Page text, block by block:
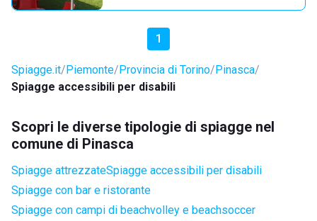
1
Spiagge.it Piemonte Provincia di Torino Pinasca
Spiagge accessibili per disabili
Scopri le diverse tipologie di spiagge nel
comune di Pinasca
Spiagge attrezzateSpiagge accessibili per disabili
Spiagge con bar e ristorante
Spiagge con campi di beachvolley e beachsoccer